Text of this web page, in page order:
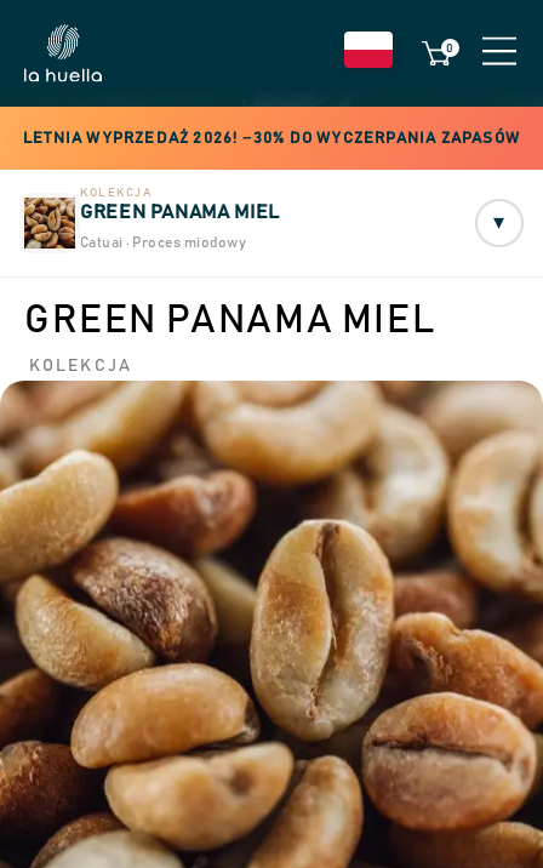
0
LETNIA WYPRZEDAŻ 2026! −30% DO WYCZERPANIA ZAPASÓW
KOLEKCJA
GREEN PANAMA MIEL
Catuai · Proces miodowy
▾
GREEN PANAMA MIEL
KOLEKCJA